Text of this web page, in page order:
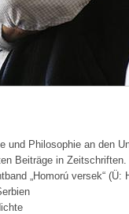
und Philosophie an den
Beiträge in Zeitschriften.
„Homorú versek“